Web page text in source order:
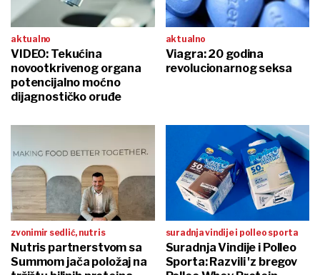
aktualno
VIDEO: Tekućina
novootkrivenog organa
potencijalno moćno
dijagnostičko oruđe
aktualno
Viagra: 20 godina
revolucionarnog seksa
zvonimir sedlić, nutris
Nutris partnerstvom sa
Summom jača položaj na
suradnja vindije i polleo sporta
Suradnja Vindije i Polleo
Sporta: Razvili 'z bregov